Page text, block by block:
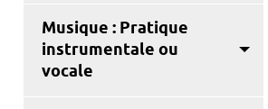
Musique : Pratique
instrumentale ou
vocale